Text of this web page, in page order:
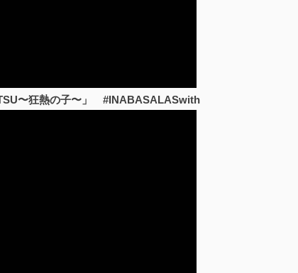
〜狂熱の子〜」 #INABASALASwith